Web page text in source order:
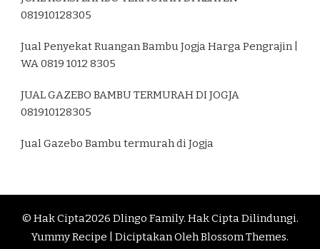
081910128305
Jual Penyekat Ruangan Bambu Jogja Harga Pengrajin |
WA 0819 1012 8305
JUAL GAZEBO BAMBU TERMURAH DI JOGJA
081910128305
Jual Gazebo Bambu termurah di Jogja
© Hak Cipta2026 Dlingo Family. Hak Cipta Dilindungi.
Yummy Recipe | Diciptakan OlehBlossom Themes.